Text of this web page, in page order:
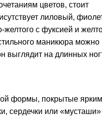
цветов, стоит
лиловый,
с фуксией и
маникюра можно
выглядит на длинных
формы, покрытые
сердечки или «мусташи»